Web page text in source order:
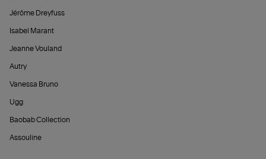
Jérôme Dreyfuss
Isabel Marant
Jeanne Vouland
Autry
Vanessa Bruno
Ugg
Baobab Collection
Assouline